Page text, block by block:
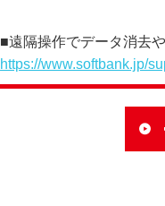
■遠隔操作でデータ消去
https://www.softbank.jp/